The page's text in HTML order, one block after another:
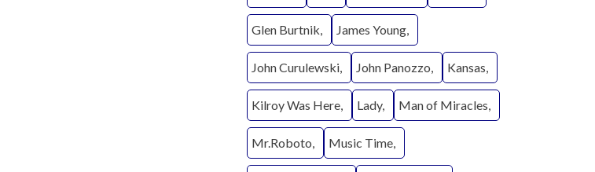
Glen Burtnik James Young
John Curulewski John Panozzo Kansas
Kilroy Was Here Lady Man of Miracles
Mr.Roboto Music Time